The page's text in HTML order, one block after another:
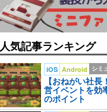
人気記事ランキング
iOS Android シミ
【おねがい社
営イベントを効
のポイント